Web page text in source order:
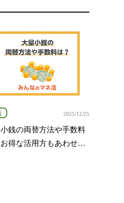
2025/12/25
銭の両替方法や手数料
得な活用方もあわせて